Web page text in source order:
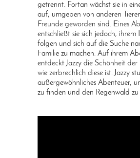
getrennt. Fortan wächst sie in
auf, umgeben von anderen
Freunde geworden sind. Eines
entschließt sie sich jedoch, ihrem
folgen und sich auf die Suche
Familie zu machen. Auf ihrem
entdeckt Jazzy die Schönheit
wie zerbrechlich diese ist. Jazzy
außergewöhnliches Abenteuer,
zu finden und den Regenwald zu